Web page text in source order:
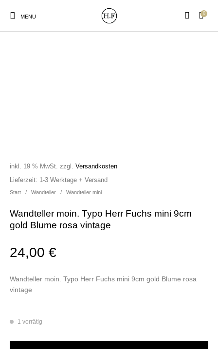
MENU
0
Poster&Notizbücher
für den Kopf
Start / Wandteller / Wandteller mini
Wandteller moin. Typo Herr Fuchs mini 9cm
gold Blume rosa vintage
24,00€
inkl. 19 % MwSt. zzgl.Versandkosten
Wandteller moin. Typo Herr Fuchs mini 9cm gold Blume rosa
vintage
Lieferzeit: 1-3 Werktage + Versand
1 vorrätig